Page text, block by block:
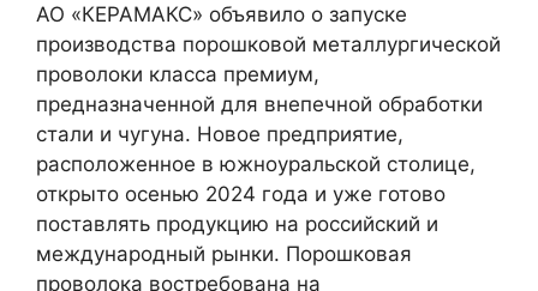
АО «КЕРАМАКС» объявило о запуске
производства порошковой металлургической
проволоки класса премиум,
предназначенной для внепечной обработки
стали и чугуна. Новое предприятие,
расположенное в южноуральской столице,
открыто осенью 2024 года и уже готово
поставлять продукцию на российский и
международный рынки. Порошковая
проволока востребована на